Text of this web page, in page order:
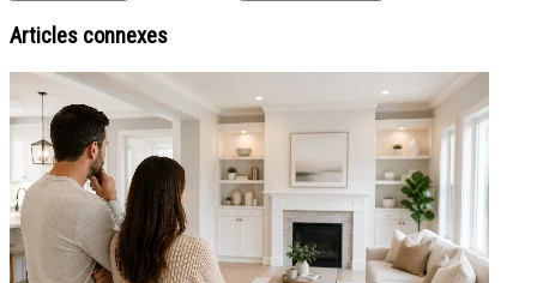
Articles connexes